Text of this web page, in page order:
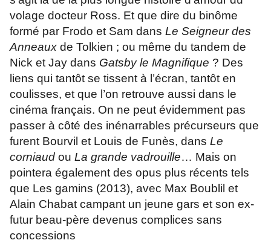
volage docteur Ross. Et que dire du binôme
formé par Frodo et Sam dans Le Seigneur des
Anneaux de Tolkien ; ou même du tandem de
Nick et Jay dans Gatsby le Magnifique ? Des
liens qui tantôt se tissent à l’écran, tantôt en
coulisses, et que l’on retrouve aussi dans le
cinéma français. On ne peut évidemment pas
passer à côté des inénarrables précurseurs que
furent Bourvil et Louis de Funès, dans Le
corniaud ou La grande vadrouille… Mais on
pointera également des opus plus récents tels
que Les gamins (2013), avec Max Boublil et
Alain Chabat campant un jeune gars et son ex-
futur beau-père devenus complices sans
concessions